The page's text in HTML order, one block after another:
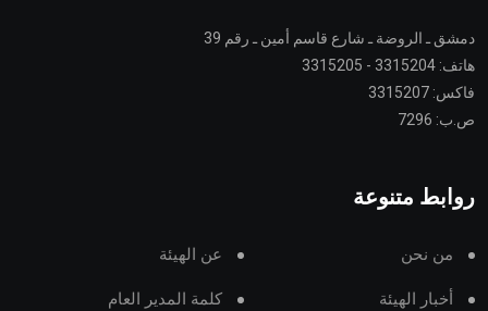
دمشق ـ الروضة ـ شارع قاسم أمين ـ رقم 39
هاتف: 3315204 - 3315205
فاكس: 3315207
ص.ب: 7296
روابط متنوعة
من نحن عن الهيئة
أخبار الهيئة كلمة المدير العام